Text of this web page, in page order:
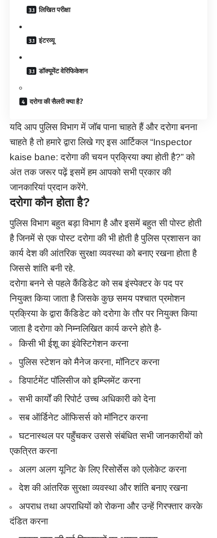
लिखित परीक्षा
इंटरव्यू
डॉक्यूमेंट वेरिफिकेशन
दरोगा की सैलरी क्या है?
यदि आप पुलिस विभाग में जॉब पाना चाहते हैं और दरोगा बनना
चाहते है तो हमारे द्वारा लिखे गए इस आर्टिकल “Inspector
kaise bane: दरोगा की चयन प्रक्रिया क्या होती है?” को
अंत तक जरूर पढ़ें इसमें हम आपको सभी प्रकार की
जानकारियां प्रदान करेंगे.
दरोगा कौन होता है?
पुलिस विभाग बहुत बड़ा विभाग है और इसमें बहुत सी पोस्ट होती
है जिनमें से एक पोस्ट दरोगा की भी होती है पुलिस प्रशासन का
कार्य देश की आंतरिक सुरक्षा व्यवस्था को बनाए रखना होता है
जिससे शांति बनी रहे.
दरोगा बनने से पहले कैंडिडेट को सब इंस्पेक्टर के पद पर
नियुक्त किया जाता है जिसके कुछ समय पश्चात प्रमोशन
प्रक्रिया के द्वारा कैंडिडेट को दरोगा के तौर पर नियुक्त किया
जाता है दरोगा को निम्नलिखित कार्य करने होते है-
किसी भी ईशू का इंवेस्टिगेशन करना
पुलिस स्टेशन को मैनेज करना, मॉनिटर करना
डिपार्टमेंट पॉलिसीज को इम्प्लिमेंट करना
सभी कार्यों की रिपोर्ट उच्च अधिकारी को देना
सब ऑर्डिनेट ऑफिसर्स को मॉनिटर करना
घटनास्थल पर पहुँचकर उससे संबंधित सभी जानकारीयों को
एकत्रित करना
अलग अलग यूनिट के लिए रिसोर्सेस को एलोकेट करना
देश की आंतरिक सुरक्षा व्यवस्था और शांति बनाए रखना
अपराध तथा अपराधियों को रोकना और उन्हें गिरफ्तार करके
दंडित करना